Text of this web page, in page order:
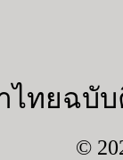
ทยฉบับ
©